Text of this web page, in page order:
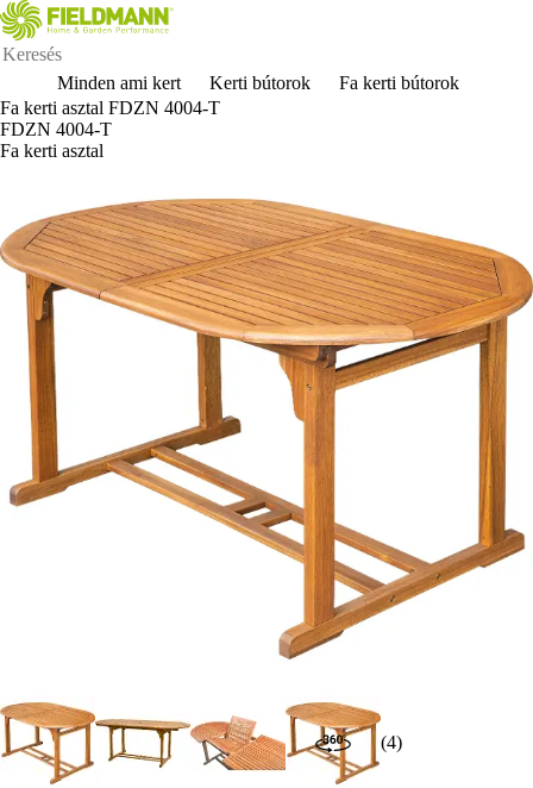
Minden ami kert Kerti bútorok
Fa kerti bútorok
Fa kerti asztal FDZN 4004-T
FDZN 4004-T
Fa kerti asztal
(4)